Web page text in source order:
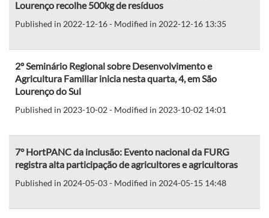
Lourenço recolhe 500kg de resíduos
Published in 2022-12-16 - Modified in 2022-12-16 13:35
2º Seminário Regional sobre Desenvolvimento e
Agricultura Familiar inicia nesta quarta, 4, em São
Lourenço do Sul
Published in 2023-10-02 - Modified in 2023-10-02 14:01
7° HortPANC da inclusão: Evento nacional da FURG
registra alta participação de agricultores e agricultoras
Published in 2024-05-03 - Modified in 2024-05-15 14:48